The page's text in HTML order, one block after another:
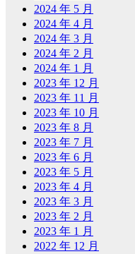
2024 年 5 月
2024 年 4 月
2024 年 3 月
2024 年 2 月
2024 年 1 月
2023 年 12 月
2023 年 11 月
2023 年 10 月
2023 年 8 月
2023 年 7 月
2023 年 6 月
2023 年 5 月
2023 年 4 月
2023 年 3 月
2023 年 2 月
2023 年 1 月
2022 年 12 月